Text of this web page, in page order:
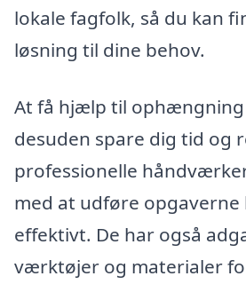
lokale fagfolk, så du kan
løsning til dine behov.
At få hjælp til ophængning
desuden spare dig tid og
professionelle
med at udføre
effektivt. De har også
værktøjer og materialer